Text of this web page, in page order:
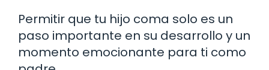
Permitir que tu hijo coma solo es un
paso importante en su desarrollo y un
momento emocionante para ti como